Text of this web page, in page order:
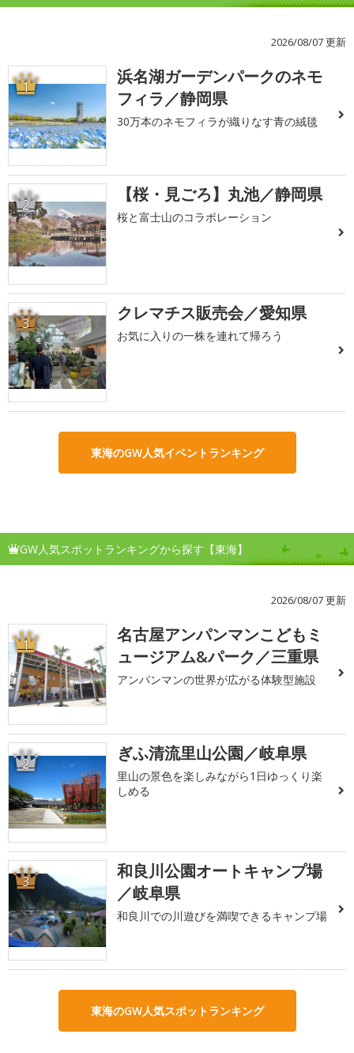
2026/08/07 更新
1
浜名湖ガーデンパークのネモ
フィラ／静岡県
30万本のネモフィラが織りなす青の絨毯
2 【桜・見ごろ】丸池／静岡県
桜と富士山のコラボレーション
3 クレマチス販売会／愛知県
お気に入りの一株を連れて帰ろう
東海のGW人気イベントランキング
GW人気スポットランキングから探す【東海】
2026/08/07 更新
1
名古屋アンパンマンこどもミ
ュージアム&パーク／三重県
アンパンマンの世界が広がる体験型施設
2 ぎふ清流里山公園／岐阜県
里山の景色を楽しみながら1日ゆっくり楽
しめる
3
和良川公園オートキャンプ場
／岐阜県
和良川での川遊びを満喫できるキャンプ場
東海のGW人気スポットランキング